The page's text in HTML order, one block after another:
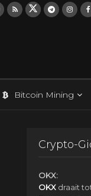
Bitcoin Mining
Crypto-
OKX:
OKX draait